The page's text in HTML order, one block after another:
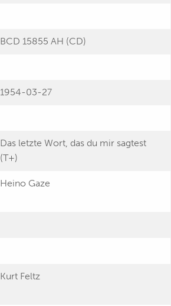
BCD 15855 AH (CD)
1954-03-27
Das letzte Wort, das du mir sagtest
(T+)
Heino Gaze
Kurt Feltz